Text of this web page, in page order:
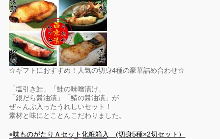
☆ギフトにおすすめ！人気の切身4種の豪華詰め合わせ☆
「塩引き鮭」「鮭の味噌漬け」
「銀だら醤油漬」「鯖の醤油漬」が
ぜ～んぶ入ったうれしいセット！
素材と味にとことんこだわりました。
●味ものがたりＡセット化粧箱入 (切身5種×2切セット）